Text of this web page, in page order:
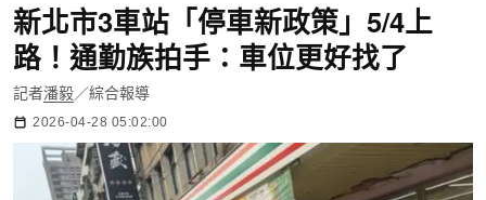
新北市3車站「停車新政策」5/4上
路！通勤族拍手：車位更好找了
記者潘毅／綜合報導
2026-04-28 05:02:00